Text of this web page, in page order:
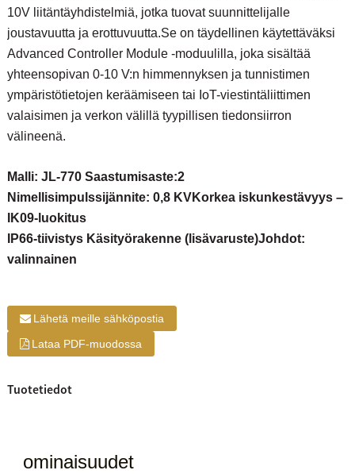
10V liitäntäyhdistelmiä, jotka tuovat suunnittelijalle
joustavuutta ja erottuvuutta.Se on täydellinen käytettäväksi
Advanced Controller Module -moduulilla, joka sisältää
yhteensopivan 0-10 V:n himmennyksen ja tunnistimen
ympäristötietojen keräämiseen tai IoT-viestintäliittimen
valaisimen ja verkon välillä tyypillisen tiedonsiirron
välineenä.
Malli: JL-770 Saastumisaste:2
Nimellisimpulssijännite: 0,8 KVKorkea iskunkestävyys –
IK09-luokitus
IP66-tiivistys Käsityörakenne (lisävaruste)Johdot:
valinnainen
Lähetä meille sähköpostia
Lataa PDF-muodossa
Tuotetiedot
ominaisuudet